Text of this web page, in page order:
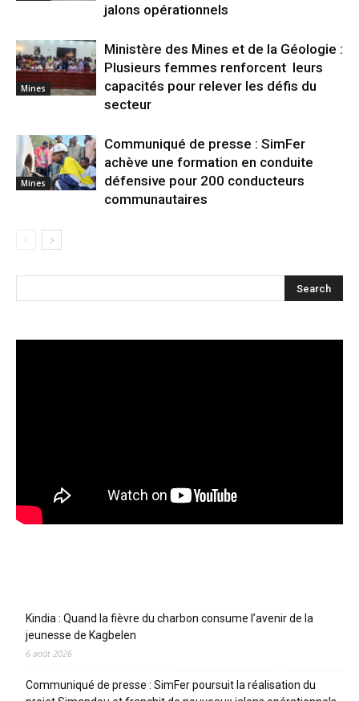
jalons opérationnels
Mines
Ministère des Mines et de la Géologie :
Plusieurs femmes renforcent leurs
capacités pour relever les défis du
secteur
Mines
Communiqué de presse : SimFer
achève une formation en conduite
défensive pour 200 conducteurs
communautaires
Kindia : Quand la fièvre du charbon consume l’avenir de la
jeunesse de Kagbelen
6 août 2026
Communiqué de presse : SimFer poursuit la réalisation du